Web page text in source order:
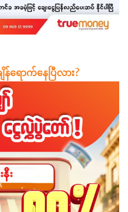
န်ရောက်နေပြီလား?